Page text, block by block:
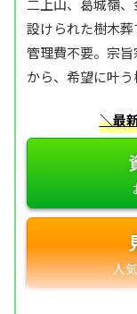
二上山、葛城嶺
設けられた樹木葬
管理費不要。宗
から、希望に叶う
＼最